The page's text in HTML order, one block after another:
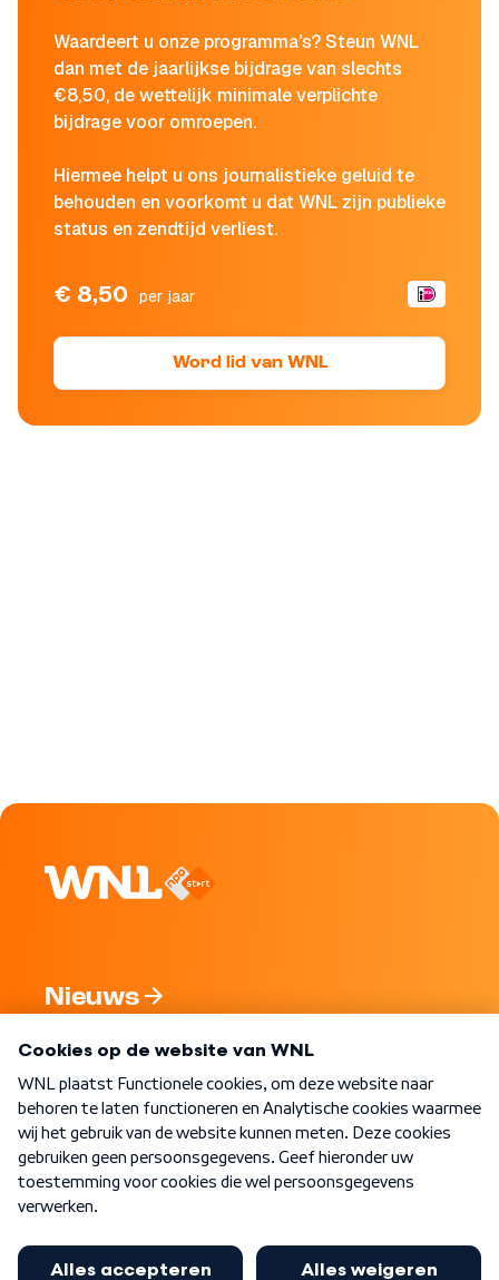
Waardeert u onze programma's? Steun WNL
dan met de jaarlijkse bijdrage van slechts
€8,50, de wettelijk minimale verplichte
bijdrage voor omroepen.
Hiermee helpt u ons journalistieke geluid te
behouden en voorkomt u dat WNL zijn publieke
status en zendtijd verliest.
€ 8,50 per jaar
Word lid van WNL
Nieuws
Nieuwsbrief
Word Lid